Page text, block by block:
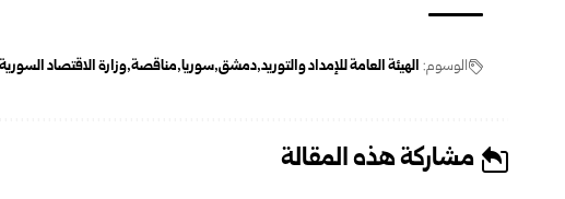
الوسوم: الهيئة العامة للإمداد والتوريد دمشق سوريا مناقصة وزارة الاقتصاد السورية
مشاركة هذه المقالة